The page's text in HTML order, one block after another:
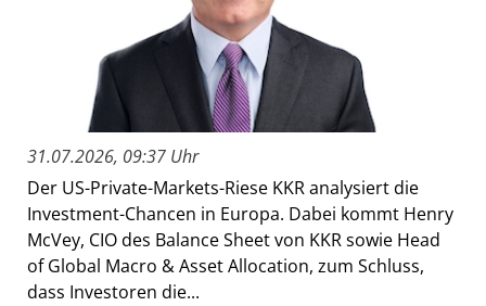
31.07.2026, 09:37 Uhr
Der US-Private-Markets-Riese KKR analysiert die
Investment-Chancen in Europa. Dabei kommt Henry
McVey, CIO des Balance Sheet von KKR sowie Head
of Global Macro & Asset Allocation, zum Schluss,
dass Investoren die...